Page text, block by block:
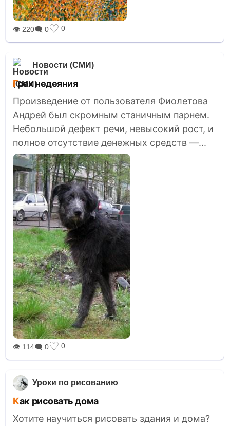
👁 220🗨 0♡ 0
Новости (СМИ)
Грех недеяния
Произведение от пользователя Фиолетова
Андрей был скромным станичным парнем.
Небольшой дефект речи, невысокий рост, и
полное отсутствие денежных средств —...
👁 114🗨 0♡ 0
Уроки по рисованию
Как рисовать дома
Хотите научиться рисовать здания и дома?